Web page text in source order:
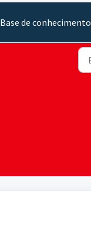
Base de conhecimento